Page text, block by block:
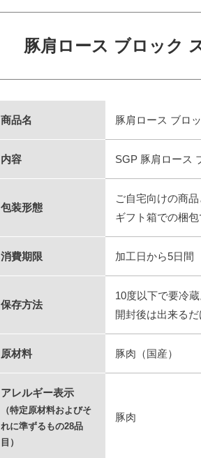
豚肩ロース ブロック
商品名 豚肩ロース ブロ
内容 SGP 豚肩ロース
包装形態
ご自宅向けの商
ギフト箱での梱
消費期限 加工日から5日間
保存方法
10度以下で要冷蔵
開封後は出来るだ
原材料 豚肉（国産）
アレルギー表示
（特定原材料およびそ
れに準ずるもの28品
目）
豚肉